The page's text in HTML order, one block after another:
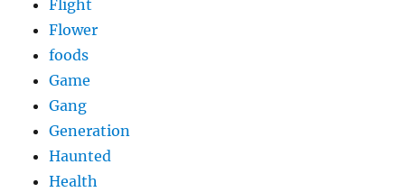
Flight
Flower
foods
Game
Gang
Generation
Haunted
Health